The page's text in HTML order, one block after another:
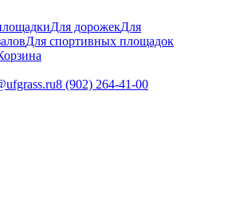
Для дорожекДля
Для спортивных площадок
8 (902) 264-41-00